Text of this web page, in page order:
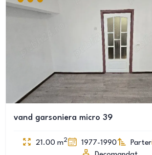
vand garsoniera micro 39
21.00 m2 1977-1990 Parter